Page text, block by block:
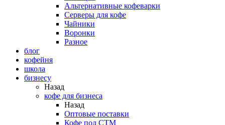
Альтернативные кофеварки
Серверы для кофе
Чайники
Воронки
Разное
блог
кофейня
школа
бизнесу
Назад
кофе для бизнеса
Назад
Оптовые поставки
Кофе под СТМ